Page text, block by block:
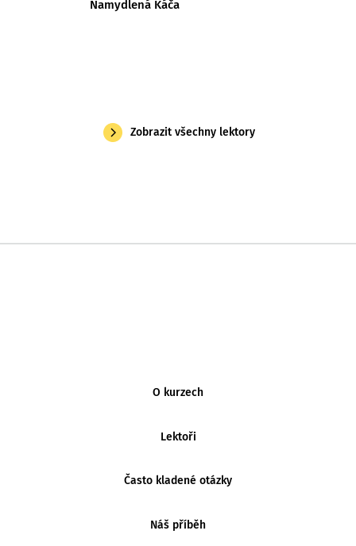
Namydlená Káča
Zobrazit všechny lektory
O kurzech
Lektoři
Často kladené otázky
Náš příběh